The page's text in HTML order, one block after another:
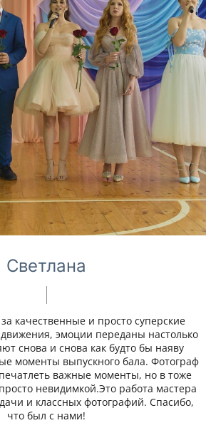
Светлана
качественные и просто суперские
эмоции переданы настолько
снова и снова как будто бы наяву
моменты выпускного бала. Фотограф
важные моменты, но в тоже
невидимкой.Это работа мастера
и классных фотографий. Спасибо,
что был с нами!